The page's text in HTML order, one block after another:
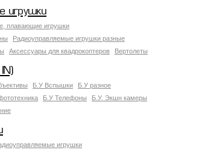
игрушки
плавающие игрушки
Радиоуправляемые игрушки разные
Аксессуары для квадрокоптеров Вертолеты
Б.У Вспышки
Б.У разное
Б.У Телефоны
Б.У. Экшн камеры
игрушки